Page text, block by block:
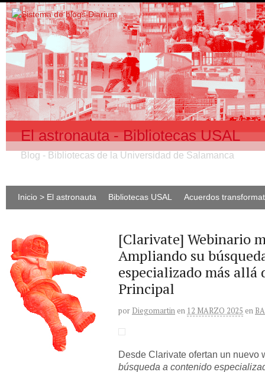
El astronauta - Bibliotecas USAL
Blog - Bibliotecas de la Universidad de Salamanca
Inicio > El astronauta Bibliotecas USAL Acuerdos
[Clarivate] Webinario
Ampliando su
especializado más allá
Principal
por Diegomartin en 12 MARZO 2025 en
Desde Clarivate ofertan un nuevo
búsqueda a contenido